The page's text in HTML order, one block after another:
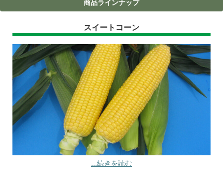
商品ラインナップ
スイートコーン
...続きを読む